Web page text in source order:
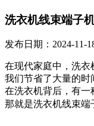
洗衣机线束端子
发布日期：2024-
在现代家庭中，洗衣
我们节省了大量的时
在洗衣机背后，有一
那就是洗衣机线束端